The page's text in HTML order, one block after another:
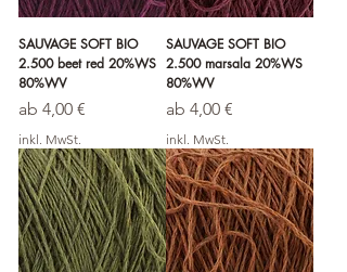
SAUVAGE SOFT BIO
2.500 beet red 20%WS
80%WV
ab 4,00 €
Sale-Preis
inkl. MwSt.
SAUVAGE SOFT BIO
2.500 marsala 20%WS
80%WV
ab 4,00 €
Sale-Preis
inkl. MwSt.